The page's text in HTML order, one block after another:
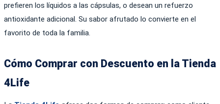
prefieren los líquidos a las cápsulas, o desean un refuerzo
antioxidante adicional. Su sabor afrutado lo convierte en el
favorito de toda la familia.
Cómo Comprar con Descuento en la Tienda
4Life